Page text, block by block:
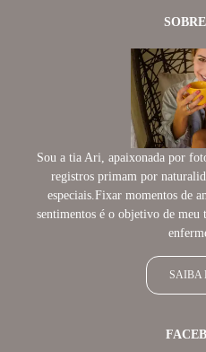
Sou a tia Ari, apaixonada por
registros primam por
especiais.Fixar momentos de
sentimentos é o objetivo de
SAIBA